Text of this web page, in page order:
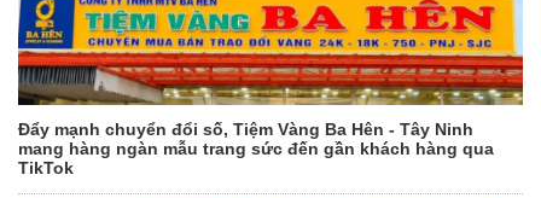
Đẩy mạnh chuyển đổi số, Tiệm Vàng Ba Hên - Tây Ninh
mang hàng ngàn mẫu trang sức đến gần khách hàng qua
TikTok